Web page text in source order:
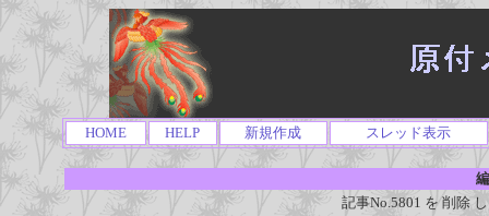
HOME HELP 新規作成 スレッド表示
記事No.5801 を 削除